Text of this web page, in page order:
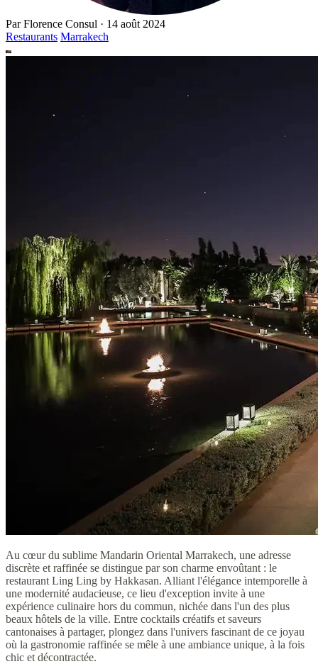
ParFlorence Consul · 14 août 2024
Restaurants Marrakech
Au cœur du sublime Mandarin Oriental Marrakech, une adresse
discrète et raffinée se distingue par son charme envoûtant : le
restaurant Ling Ling by Hakkasan. Alliant l'élégance intemporelle à
une modernité audacieuse, ce lieu d'exception invite à une
expérience culinaire hors du commun, nichée dans l'un des plus
beaux hôtels de la ville. Entre cocktails créatifs et saveurs
cantonaises à partager, plongez dans l'univers fascinant de ce joyau
où la gastronomie raffinée se mêle à une ambiance unique, à la fois
chic et décontractée.